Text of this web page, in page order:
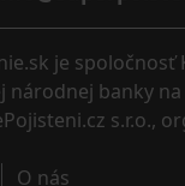
je
národnej
s.r.o.,
O nás